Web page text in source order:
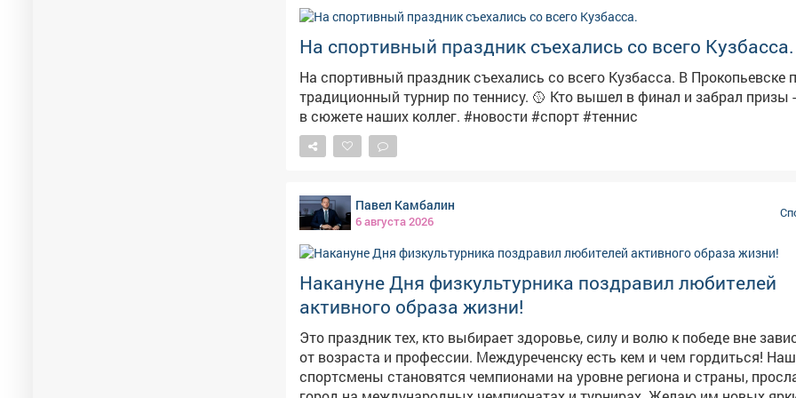
На спортивный праздник съехались со всего Кузбасса.
На спортивный праздник съехались со всего Кузбасса. В Прокопьевске
традиционный турнир по теннису. 🥎 Кто вышел в финал и забрал призы - смотрите
в сюжете наших коллег. #новости #спорт #теннис
Павел Камбалин
6 августа 2026
Накануне Дня физкультурника поздравил любителей
активного образа жизни!
Это праздник тех, кто выбирает здоровье, силу и волю к победе вне
от возраста и профессии. Междуреченску есть кем и чем гордиться! Наши
спортсмены становятся чемпионами на уровне региона и страны,